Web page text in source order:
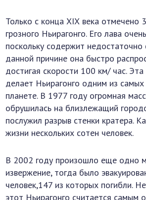
Только с конца ХІХ века отмечено
грозного Ньирагонго. Его лава
поскольку содержит недостаточно
данной причине она быстро
достигая скорости 100 км/ час.
делает Ньирагонго одним из
планете. В 1977 году огромная
обрушилась на близлежащий
послужил разрыв стенки кратера.
жизни нескольких сотен человек.
В 2002 году произошло еще одно
извержение, тогда было
человек,147 из которых погибли.
этот Ньирагонго считается самым